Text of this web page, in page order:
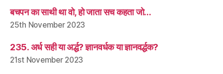
बचपन का साथी था वो, हो जाता सच कहता जो…
25th November 2023
235. अर्ध सही या अर्द्ध? ज्ञानवर्धक या ज्ञानवर्द्धक?
21st November 2023